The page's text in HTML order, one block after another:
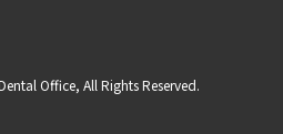
Office, All Rights Reserved.